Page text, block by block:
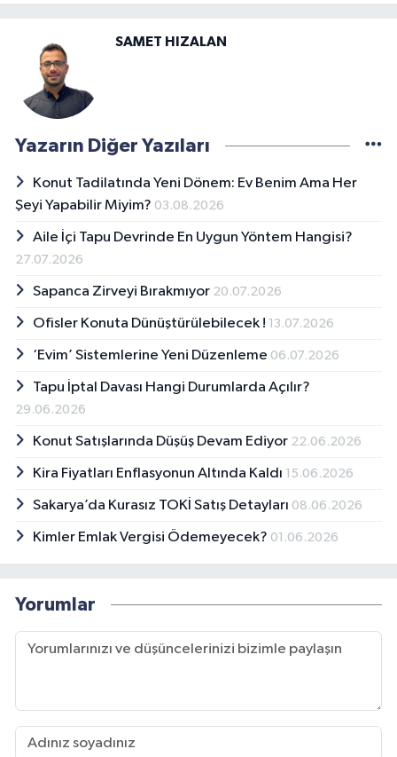
SAMET HIZALAN
Yazarın Diğer Yazıları
Konut Tadilatında Yeni Dönem: Ev Benim Ama Her
Şeyi Yapabilir Miyim? 03.08.2026
Aile İçi Tapu Devrinde En Uygun Yöntem Hangisi?
27.07.2026
Sapanca Zirveyi Bırakmıyor 20.07.2026
Ofisler Konuta Dünüştürülebilecek ! 13.07.2026
‘Evim’ Sistemlerine Yeni Düzenleme 06.07.2026
Tapu İptal Davası Hangi Durumlarda Açılır?
29.06.2026
Konut Satışlarında Düşüş Devam Ediyor 22.06.2026
Kira Fiyatları Enflasyonun Altında Kaldı 15.06.2026
Sakarya’da Kurasız TOKİ Satış Detayları 08.06.2026
Kimler Emlak Vergisi Ödemeyecek? 01.06.2026
Yorumlar